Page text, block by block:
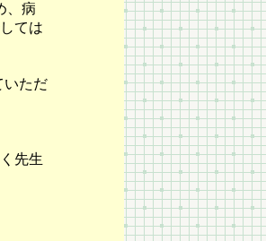
病
ては
いただ
先生